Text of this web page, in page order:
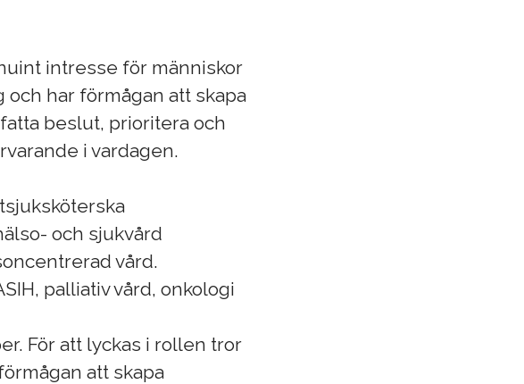
intresse för människor
har förmågan att skapa
beslut, prioritera och
i vardagen.
och sjukvård
vård.
palliativ vård, onkologi
För att lyckas i rollen tror
att skapa